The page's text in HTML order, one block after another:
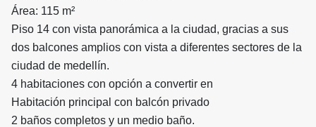
Área: 115 m²
Piso 14 con vista panorámica a la ciudad, gracias a sus
dos balcones amplios con vista a diferentes sectores de la
ciudad de medellín.
4 habitaciones con opción a convertir en
Habitación principal con balcón privado
2 baños completos y un medio baño.